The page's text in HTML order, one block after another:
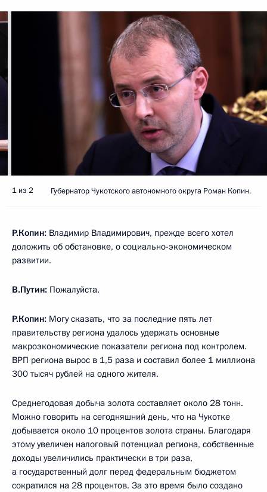
1 из 2 Губернатор Чукотского автономного округа Роман Копин.
Р.Копин: Владимир Владимирович, прежде всего хотел
доложить об обстановке, о социально-экономическом
развитии.
В.Путин: Пожалуйста.
Р.Копин: Могу сказать, что за последние пять лет
правительству региона удалось удержать основные
макроэкономические показатели региона под контролем.
ВРП региона вырос в 1,5 раза и составил более 1 миллиона
300 тысяч рублей на одного жителя.
Среднегодовая добыча золота составляет около 28 тонн.
Можно говорить на сегодняшний день, что на Чукотке
добывается около 10 процентов золота страны. Благодаря
этому увеличен налоговый потенциал региона, собственные
доходы увеличились практически в три раза,
а государственный долг перед федеральным бюджетом
сократился на 28 процентов. За это время было создано